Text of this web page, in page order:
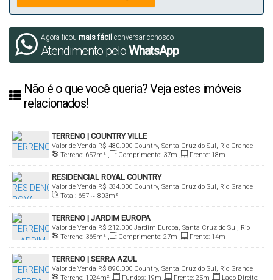
Agora ficou mais fácil conversar conosco
Atendimento peloWhatsApp
Não é o que você queria? Veja estes imóveis
relacionados!
TERRENO | COUNTRY VILLE
R$ 480.000
Valor de Venda
Country, Santa Cruz do Sul, Rio Grande
do Sul, Brasil
Terreno: 657m² , Comprimento: 37m , Frente: 18m
RESIDENCIAL ROYAL COUNTRY
R$ 384.000
Valor de Venda
Country, Santa Cruz do Sul, Rio Grande
do Sul, Brasil
Total: 657 ~ 803m²
TERRENO | JARDIM EUROPA
R$ 212.000
Valor de Venda
Jardim Europa, Santa Cruz do Sul, Rio
Grande do Sul, Brasil
Terreno: 365m² , Comprimento: 27m , Frente: 14m
TERRENO | SERRA AZUL
R$ 890.000
Valor de Venda
Country, Santa Cruz do Sul, Rio Grande
Terreno: 1024m² , Fundos: 19m , Frente: 25m ,
Lado Direito: